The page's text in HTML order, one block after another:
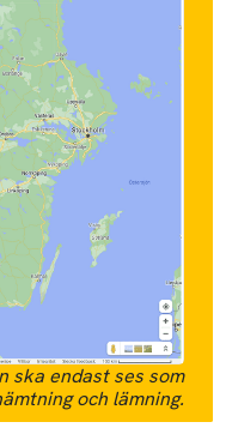
ska endast ses som
och lämning.